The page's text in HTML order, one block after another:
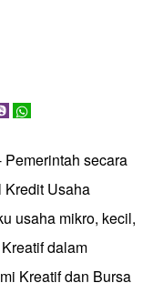
secara
Kredit Usaha
usaha mikro, kecil,
dalam
Kreatif dan Bursa